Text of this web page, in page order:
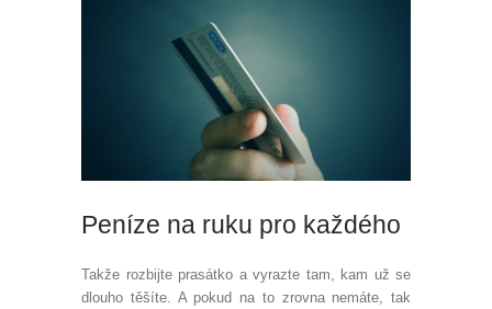
Peníze na ruku pro každého
Takže rozbijte prasátko a vyrazte tam, kam už se
dlouho těšíte. A pokud na to zrovna nemáte, tak